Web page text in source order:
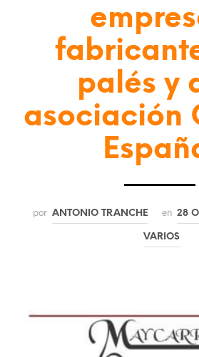
palés y
asociación
por ANTONIO TRANCHE en 28
VARIOS